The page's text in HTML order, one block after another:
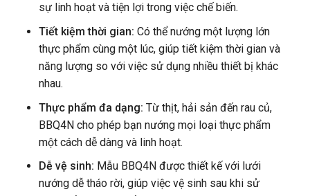
sự linh hoạt và tiện lợi trong việc chế biến.
Tiết kiệm thời gian: Có thể nướng một lượng lớn
thực phẩm cùng một lúc, giúp tiết kiệm thời gian và
năng lượng so với việc sử dụng nhiều thiết bị khác
nhau.
Thực phẩm đa dạng: Từ thịt, hải sản đến rau củ,
BBQ4N cho phép bạn nướng mọi loại thực phẩm
một cách dễ dàng và linh hoạt.
Dễ vệ sinh: Mẫu BBQ4N được thiết kế với lưới
nướng dễ tháo rời, giúp việc vệ sinh sau khi sử